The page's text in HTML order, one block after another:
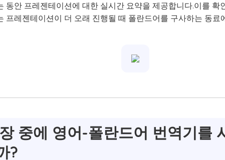
동안 프레젠테이션에 대한 실시간 요약을 제공합니다.이를 확
프레젠테이션이 더 오래 진행될 때 폴란드어를 구사하는 동료
중에 영어-폴란드어 번역기를
?